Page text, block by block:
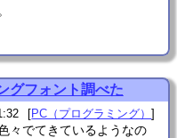
グフォント調べた
PC（プログラミング）
々でてきているようなの